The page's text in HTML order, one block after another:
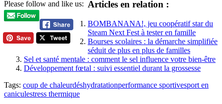
Please follow and like us: Articles en relation :
BOMBANANA!, jeu coopératif star du
Steam Next Fest à tester en famille
Bourses scolaires : la démarche simplifiée
séduit de plus en plus de familles
Sel et santé mentale : comment le sel influence votre bien-être
Développement fœtal : suivi essentiel durant la grossesse
Tags: coup de chaleurdéshydratationperformance sportivesport en
caniculestress thermique